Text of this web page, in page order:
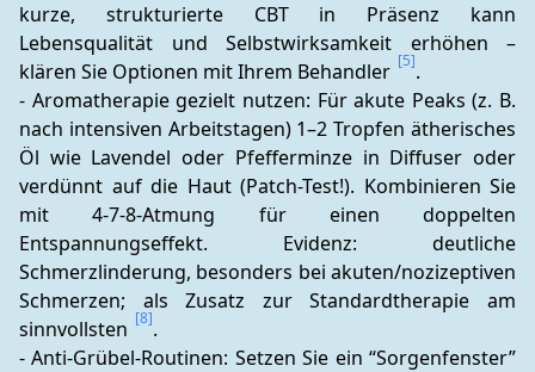
kurze, strukturierte CBT in Präsenz kann
Lebensqualität und Selbstwirksamkeit erhöhen –
klären Sie Optionen mit Ihrem Behandler [5].
- Aromatherapie gezielt nutzen: Für akute Peaks (z. B.
nach intensiven Arbeitstagen) 1–2 Tropfen ätherisches
Öl wie Lavendel oder Pfefferminze in Diffuser oder
verdünnt auf die Haut (Patch-Test!). Kombinieren Sie
mit 4-7-8-Atmung für einen doppelten
Entspannungseffekt. Evidenz: deutliche
Schmerzlinderung, besonders bei akuten/nozizeptiven
Schmerzen; als Zusatz zur Standardtherapie am
sinnvollsten [8].
- Anti-Grübel-Routinen: Setzen Sie ein “Sorgenfenster”